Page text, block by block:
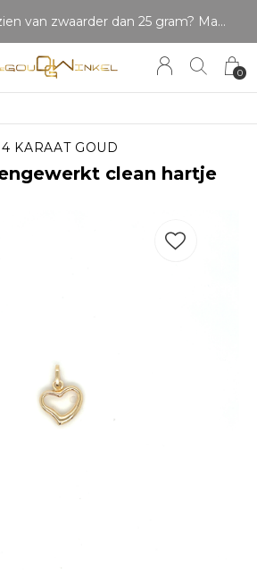
0
LET OP: wil jij iets zien van zwaarder dan 25 gram? Maak dan een afspraak om het product te bekijken. Producten boven de 25 gram NIET aanwezig in winkel.
KARAAT GOUD
clean hartje